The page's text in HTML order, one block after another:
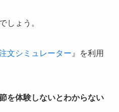
しょう。
文シミュレーター 』を利用
を体験しないとわからない